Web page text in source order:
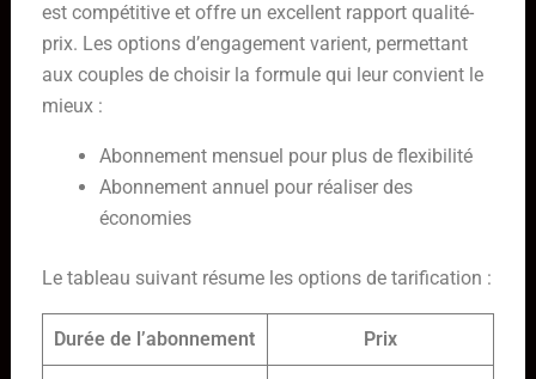
est compétitive et offre un excellent rapport qualité-
prix. Les options d’engagement varient, permettant
aux couples de choisir la formule qui leur convient le
mieux :
Abonnement mensuel pour plus de flexibilité
Abonnement annuel pour réaliser des
économies
Le tableau suivant résume les options de tarification :
Durée de l’abonnement Prix